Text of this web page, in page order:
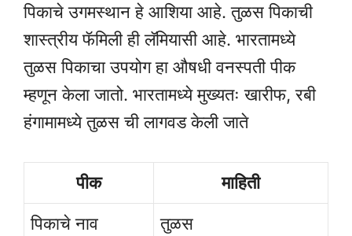
पिकाचे उगमस्थान हे आशिया आहे. तुळस पिकाची
शास्त्रीय फॅमिली ही लॅमियासी आहे. भारतामध्ये
तुळस पिकाचा उपयोग हा औषधी वनस्पती पीक
म्हणून केला जातो. भारतामध्ये मुख्यतः खारीफ, रबी
हंगामामध्ये तुळस ची लागवड केली जाते
पीक
माहिती
पिकाचे नाव
तुळस